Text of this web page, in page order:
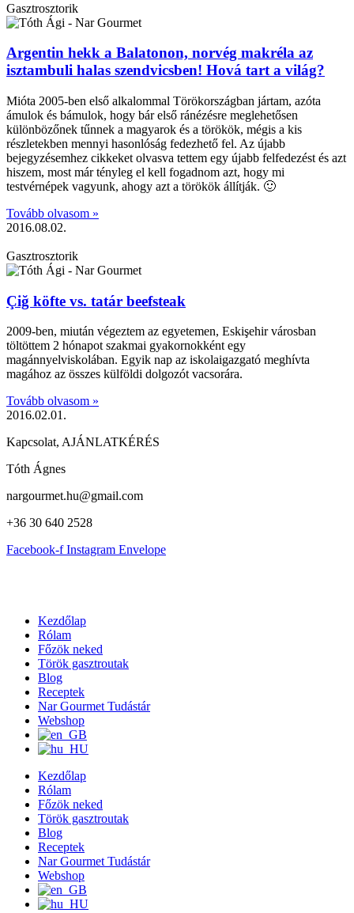
Gasztrosztorik
Argentin hekk a Balatonon, norvég makréla az
isztambuli halas szendvicsben! Hová tart a világ?
Mióta 2005-ben első alkalommal Törökországban jártam, azóta
ámulok és bámulok, hogy bár első ránézésre meglehetősen
különbözőnek tűnnek a magyarok és a törökök, mégis a kis
részletekben mennyi hasonlóság fedezhető fel. Az újabb
bejegyzésemhez cikkeket olvasva tettem egy újabb felfedezést és azt
hiszem, most már tényleg el kell fogadnom azt, hogy mi
testvérnépek vagyunk, ahogy azt a törökök állítják. 🙂
Tovább olvasom »
2016.08.02.
Gasztrosztorik
Çiğ köfte vs. tatár beefsteak
2009-ben, miután végeztem az egyetemen, Eskişehir városban
töltöttem 2 hónapot szakmai gyakornokként egy
magánnyelviskolában. Egyik nap az iskolaigazgató meghívta
magához az összes külföldi dolgozót vacsorára.
Tovább olvasom »
2016.02.01.
Kapcsolat, AJÁNLATKÉRÉS
Tóth Ágnes
nargourmet.hu@gmail.com
+36 30 640 2528
Facebook-f Instagram Envelope
Kezdőlap
Rólam
Főzök neked
Török gasztroutak
Blog
Receptek
Nar Gourmet Tudástár
Webshop
Kezdőlap
Rólam
Főzök neked
Török gasztroutak
Blog
Receptek
Nar Gourmet Tudástár
Webshop